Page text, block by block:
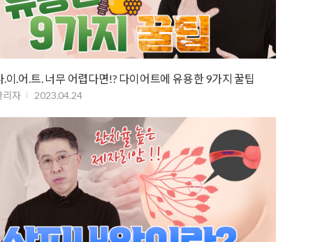
.이.어.트. 너무 어렵다면!? 다이어트에 유용한 9가지 꿀팁
리자 2023.04.24